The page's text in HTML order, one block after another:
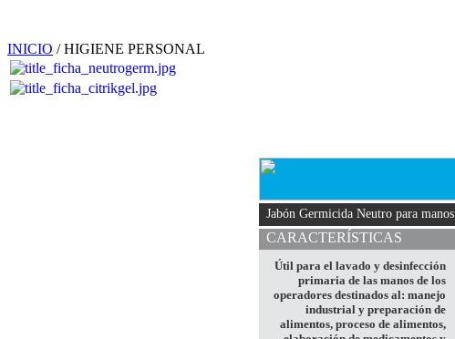
INICIO / HIGIENE PERSONAL
Jabón Germicida Neutro para manos
CARACTERÍSTICAS
Útil para el lavado y desinfección
primaria de las manos de los
operadores destinados al: manejo
industrial y preparación de
alimentos, proceso de alimentos,